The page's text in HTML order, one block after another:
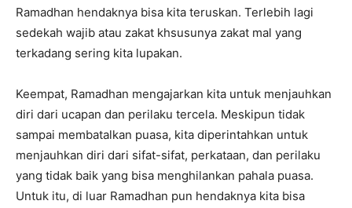
Ramadhan hendaknya bisa kita teruskan. Terlebih lagi
sedekah wajib atau zakat khsusunya zakat mal yang
terkadang sering kita lupakan.
Keempat, Ramadhan mengajarkan kita untuk menjauhkan
diri dari ucapan dan perilaku tercela. Meskipun tidak
sampai membatalkan puasa, kita diperintahkan untuk
menjauhkan diri dari sifat-sifat, perkataan, dan perilaku
yang tidak baik yang bisa menghilankan pahala puasa.
Untuk itu, di luar Ramadhan pun hendaknya kita bisa